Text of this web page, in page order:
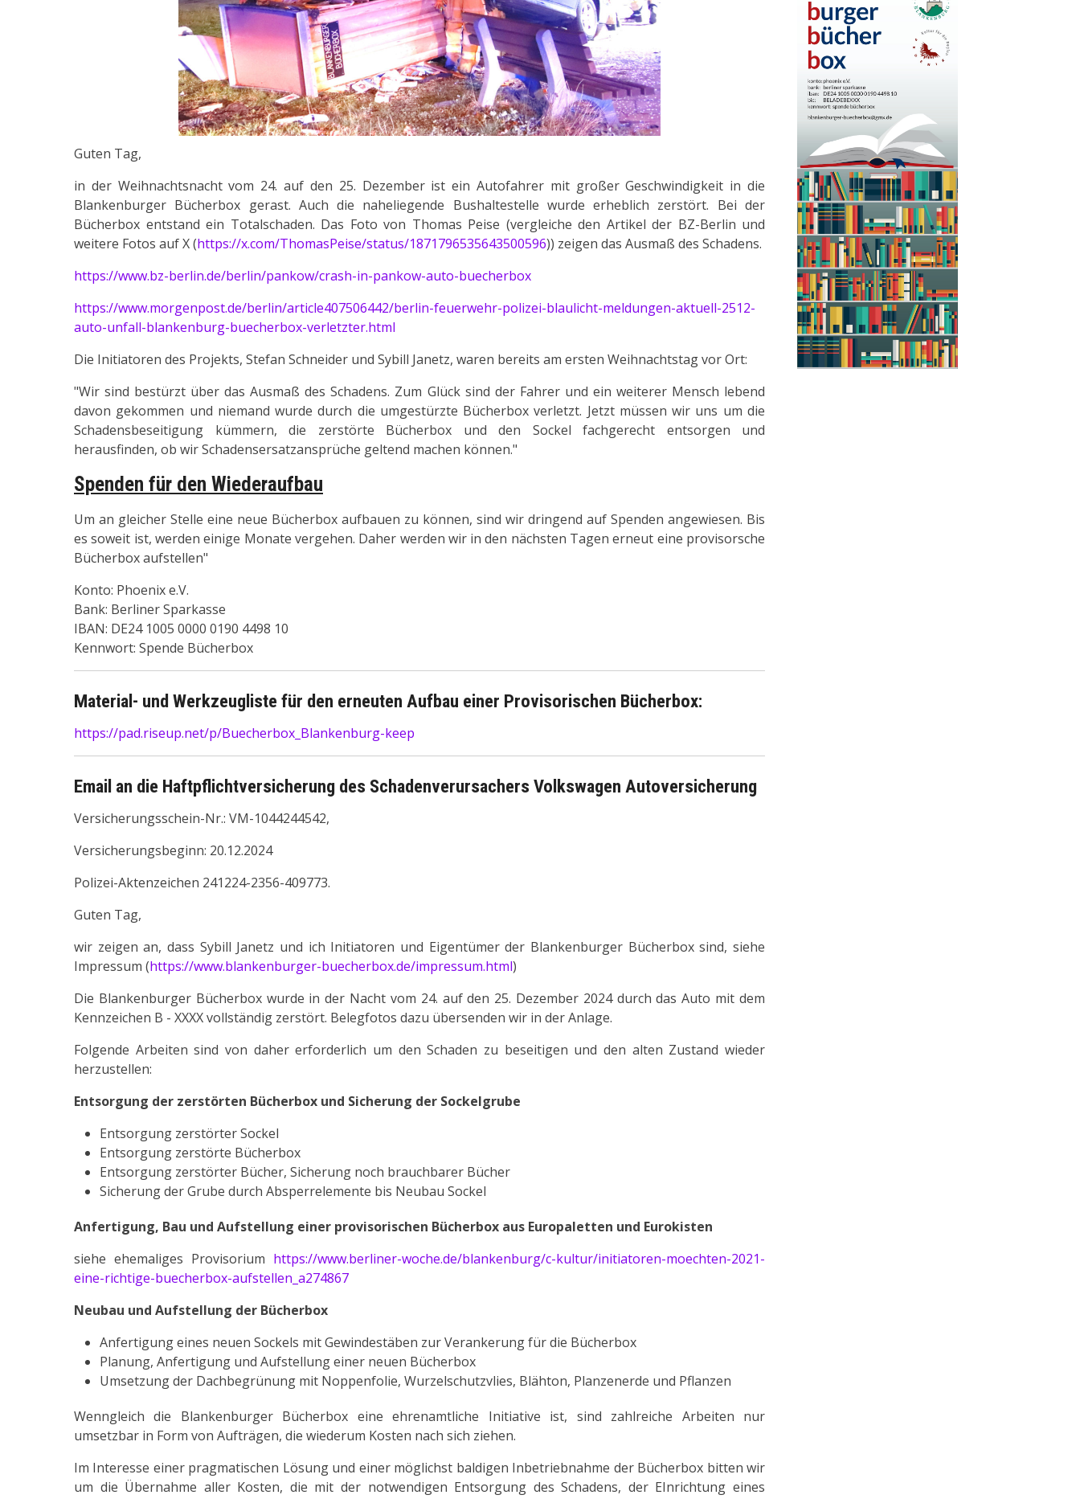
Guten Tag,
in der Weihnachtsnacht vom 24. auf den 25. Dezember ist ein Autofahrer mit großer Geschwindigkeit in die
Blankenburger Bücherbox gerast. Auch die naheliegende Bushaltestelle wurde erheblich zerstört. Bei der
Bücherbox entstand ein Totalschaden. Das Foto von Thomas Peise (vergleiche den Artikel der BZ-Berlin und
weitere Fotos auf X (https://x.com/ThomasPeise/status/1871796535643500596)) zeigen das Ausmaß des Schadens.
https://www.bz-berlin.de/berlin/pankow/crash-in-pankow-auto-buecherbox
https://www.morgenpost.de/berlin/article407506442/berlin-feuerwehr-polizei-blaulicht-meldungen-aktuell-2512-
auto-unfall-blankenburg-buecherbox-verletzter.html
Die Initiatoren des Projekts, Stefan Schneider und Sybill Janetz, waren bereits am ersten Weihnachtstag vor Ort:
"Wir sind bestürzt über das Ausmaß des Schadens. Zum Glück sind der Fahrer und ein weiterer Mensch lebend
davon gekommen und niemand wurde durch die umgestürzte Bücherbox verletzt. Jetzt müssen wir uns um die
Schadensbeseitigung kümmern, die zerstörte Bücherbox und den Sockel fachgerecht entsorgen und
herausfinden, ob wir Schadensersatzansprüche geltend machen können."
Spenden für den Wiederaufbau
Um an gleicher Stelle eine neue Bücherbox aufbauen zu können, sind wir dringend auf Spenden angewiesen. Bis
es soweit ist, werden einige Monate vergehen. Daher werden wir in den nächsten Tagen erneut eine provisorsche
Bücherbox aufstellen"
Konto: Phoenix e.V.
Bank: Berliner Sparkasse
IBAN: DE24 1005 0000 0190 4498 10
Kennwort: Spende Bücherbox
Material- und Werkzeugliste für den erneuten Aufbau einer Provisorischen Bücherbox:
https://pad.riseup.net/p/Buecherbox_Blankenburg-keep
Email an die Haftpflichtversicherung des Schadenverursachers Volkswagen Autoversicherung
Versicherungsschein-Nr.: VM-1044244542,
Versicherungsbeginn: 20.12.2024
Polizei-Aktenzeichen 241224-2356-409773.
Guten Tag,
wir zeigen an, dass Sybill Janetz und ich Initiatoren und Eigentümer der Blankenburger Bücherbox sind, siehe
Impressum (https://www.blankenburger-buecherbox.de/impressum.html)
Die Blankenburger Bücherbox wurde in der Nacht vom 24. auf den 25. Dezember 2024 durch das Auto mit dem
Kennzeichen B - XXXX vollständig zerstört. Belegfotos dazu übersenden wir in der Anlage.
Folgende Arbeiten sind von daher erforderlich um den Schaden zu beseitigen und den alten Zustand wieder
herzustellen:
Entsorgung der zerstörten Bücherbox und Sicherung der Sockelgrube
Entsorgung zerstörter Sockel
Entsorgung zerstörte Bücherbox
Entsorgung zerstörter Bücher, Sicherung noch brauchbarer Bücher
Sicherung der Grube durch Absperrelemente bis Neubau Sockel
Anfertigung, Bau und Aufstellung einer provisorischen Bücherbox aus Europaletten und Eurokisten
siehe ehemaliges Provisorium https://www.berliner-woche.de/blankenburg/c-kultur/initiatoren-moechten-2021-
eine-richtige-buecherbox-aufstellen_a274867
Neubau und Aufstellung der Bücherbox
Anfertigung eines neuen Sockels mit Gewindestäben zur Verankerung für die Bücherbox
Planung, Anfertigung und Aufstellung einer neuen Bücherbox
Umsetzung der Dachbegrünung mit Noppenfolie, Wurzelschutzvlies, Blähton, Planzenerde und Pflanzen
Wenngleich die Blankenburger Bücherbox eine ehrenamtliche Initiative ist, sind zahlreiche Arbeiten nur
umsetzbar in Form von Aufträgen, die wiederum Kosten nach sich ziehen.
Im Interesse einer pragmatischen Lösung und einer möglichst baldigen Inbetriebnahme der Bücherbox bitten wir
um die Übernahme aller Kosten, die mit der notwendigen Entsorgung des Schadens, der EInrichtung eines